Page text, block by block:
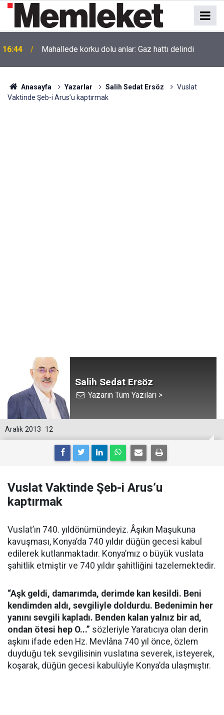
16:44 Mahallede korku dolu anlar: Gaz hattı delindi
Anasayfa Yazarlar Salih Sedat Ersöz
Vuslat
Vaktinde Şeb-i Arus’u kaptırmak
Salih Sedat Ersöz
Yazarın Tüm Yazıları >
12
Aralık 2013
Vuslat Vaktinde Şeb-i Arus’u
kaptırmak
Vuslat’ın 740. yıldönümündeyiz. Âşıkın Maşukuna
kavuşması, Konya’da 740 yıldır düğün gecesi kabul
edilerek kutlanmaktadır. Konya’mız o büyük vuslata
şahitlik etmiştir ve 740 yıldır şahitliğini tazelemektedir.
“Aşk geldi, damarımda, derimde kan kesildi. Beni
kendimden aldı, sevgiliyle doldurdu. Bedenimin her
yanını sevgili kapladı. Benden kalan yalnız bir ad,
ondan ötesi hep O...” sözleriyle Yaratıcıya olan derin
aşkını ifade eden Hz. Mevlâna 740 yıl önce, özlem
duyduğu tek sevgilisinin vuslatına severek, isteyerek,
koşarak, düğün gecesi kabulüyle Konya’da ulaşmıştır.